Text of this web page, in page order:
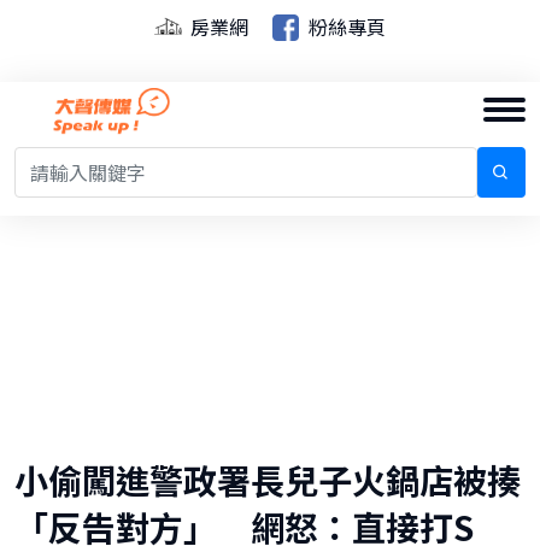
房業網 粉絲專頁
小偷闖進警政署長兒子火鍋店被揍
「反告對方」 網怒：直接打S